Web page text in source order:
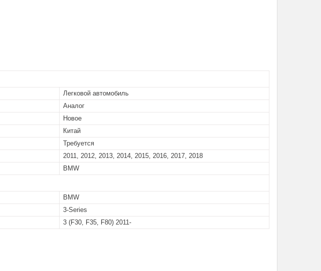
Легковой автомобиль
Аналог
Новое
Китай
Требуется
2011, 2012, 2013, 2014, 2015, 2016, 2017, 2018
BMW
BMW
3-Series
3 (F30, F35, F80) 2011-